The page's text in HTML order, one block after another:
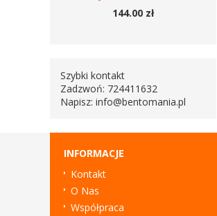
144.00 zł
Szybki kontakt
Zadzwoń: 724411632
Napisz: info@bentomania.pl
INFORMACJE
Kontakt
O Nas
Współpraca